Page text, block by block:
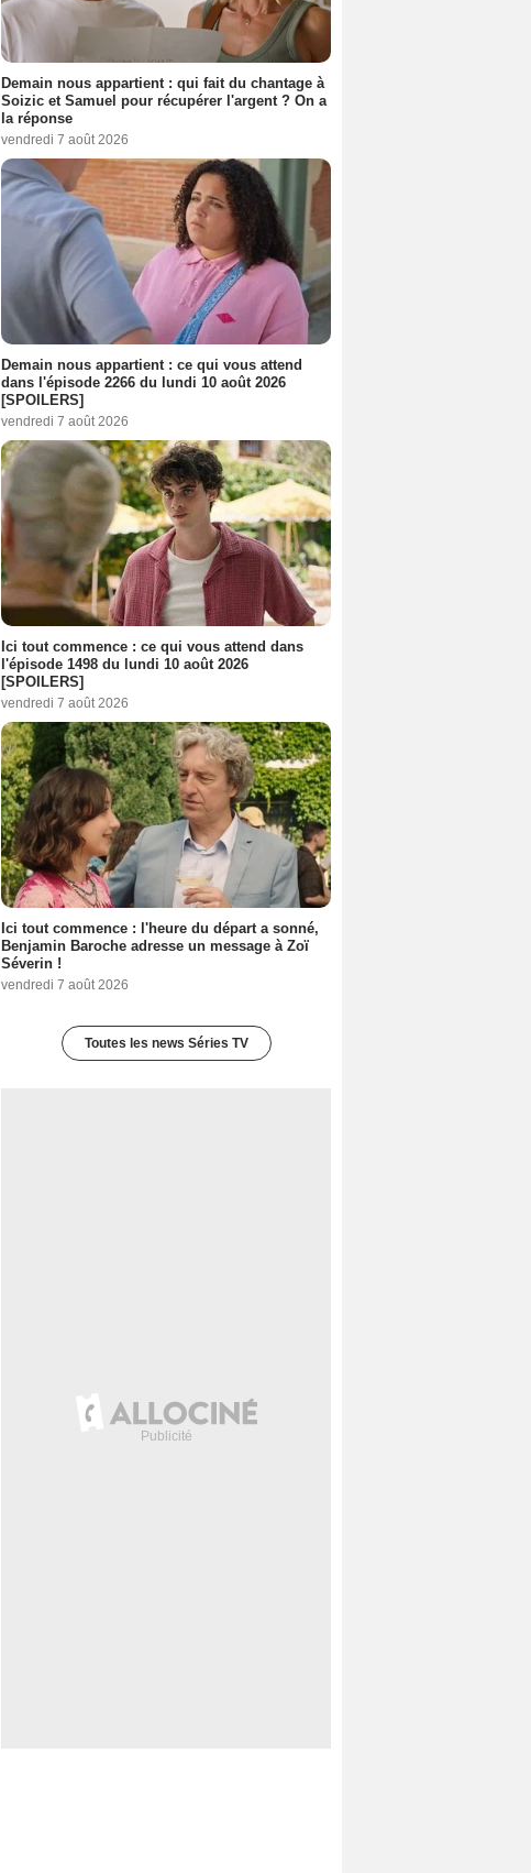
Demain nous appartient : qui fait du chantage à
Soizic et Samuel pour récupérer l'argent ? On a
la réponse
vendredi 7 août 2026
Demain nous appartient : ce qui vous attend
dans l'épisode 2266 du lundi 10 août 2026
[SPOILERS]
vendredi 7 août 2026
Ici tout commence : ce qui vous attend dans
l'épisode 1498 du lundi 10 août 2026
[SPOILERS]
vendredi 7 août 2026
Ici tout commence : l'heure du départ a sonné,
Benjamin Baroche adresse un message à Zoï
Séverin !
vendredi 7 août 2026
Toutes les news Séries TV